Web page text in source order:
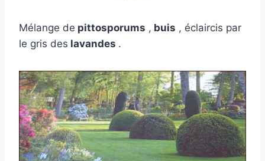
Mélange de pittosporums , buis , éclaircis par
le gris des lavandes .